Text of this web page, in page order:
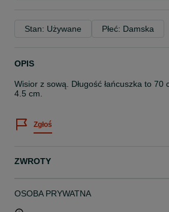
Stan: Używane Płeć: Damska
OPIS
Wisior z sową. Długość łańcuszka to
4.5 cm.
Zgłoś
ZWROTY
OSOBA PRYWATNA